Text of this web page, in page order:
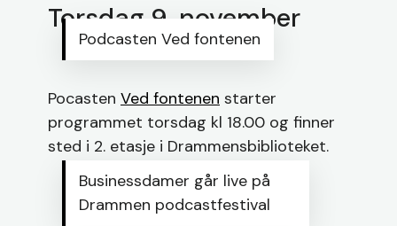
Torsdag 9. november
Podcasten Ved fontenen
Pocasten Ved fontenen starter
programmet torsdag kl 18.00 og finner
sted i 2. etasje i Drammensbiblioteket.
Businessdamer går live på
Drammen podcastfestival